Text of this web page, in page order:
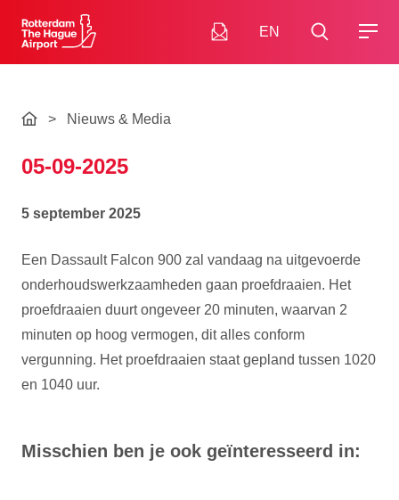
EN
> Nieuws & Media
05-09-2025
5 september 2025
Een Dassault Falcon 900 zal vandaag na uitgevoerde
onderhoudswerkzaamheden gaan proefdraaien. Het
proefdraaien duurt ongeveer 20 minuten, waarvan 2
minuten op hoog vermogen, dit alles conform
vergunning. Het proefdraaien staat gepland tussen 1020
en 1040 uur.
Misschien ben je ook geïnteresseerd in: